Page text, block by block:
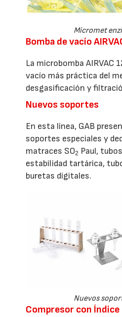
Micromet
Bomba de vacío
La microbomba AIRVAC
vacío más práctica del
desgasificación y
Nuevos soportes
En esta línea, GAB
soportes especiales y
matraces SO2 Paul,
estabilidad tartárica,
buretas digitales.
Nuevos
Compresor con